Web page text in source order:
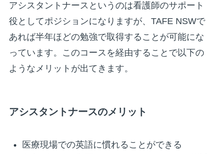
アシスタントナースというのは看護師のサポート
役としてポジションになりますが、TAFE NSWで
あれば半年ほどの勉強で取得することが可能にな
っています。このコースを経由することで以下の
ようなメリットが出てきます。
アシスタントナースのメリット
医療現場での英語に慣れることができる